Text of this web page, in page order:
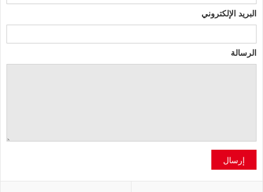
البريد الإلكتروني
الرسالة
إرسال